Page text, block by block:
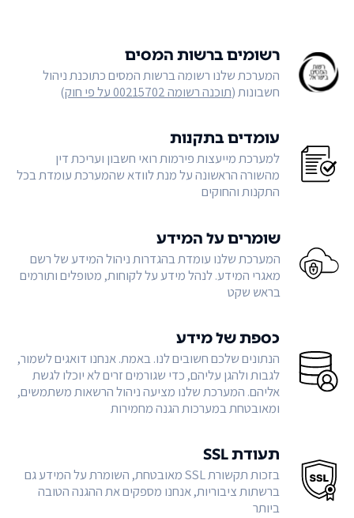
רשומים ברשות המסים
המערכת שלנו רשומה ברשות המסים כתוכנת ניהול
חשבונות (תוכנה רשומה 00215702 על פי חוק )
עומדים בתקנות
למערכת מייעצות פירמות רואי חשבון ועריכת דין
מהשורה הראשונה על מנת לוודא שהמערכת עומדת בכל
התקנות והחוקים
שומרים על המידע
המערכת שלנו עומדת בהגדרות ניהול המידע של רשם
מאגרי המידע. לנהל מידע על לקוחות, מטופלים ותורמים
בראש שקט
כספת של מידע
הנתונים שלכם חשובים לנו. באמת. אנחנו דואגים לשמור,
לגבות ולהגן עליהם, כדי שגורמים זרים לא יוכלו לגשת
אליהם. המערכת שלנו מציעה ניהול הרשאות משתמשים,
ומאובטחת במערכות הגנה מחמירות
תעודת SSL
בזכות תקשורת SSL מאובטחת, השומרת על המידע גם
ברשתות ציבוריות, אנחנו מספקים את ההגנה הטובה
ביותר